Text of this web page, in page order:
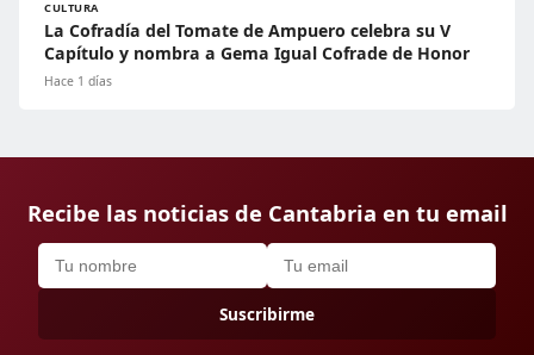
CULTURA
La Cofradía del Tomate de Ampuero celebra su V
Capítulo y nombra a Gema Igual Cofrade de Honor
Hace 1 días
Recibe las noticias de Cantabria en tu email
Suscribirme